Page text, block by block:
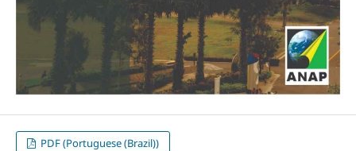
PDF (Portuguese (Brazil))